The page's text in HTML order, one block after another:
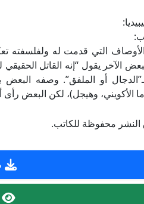
التي قدمت له ولفلسفته
الآخر يقول “إنه القاتل
أو الملفق”. وصفه
الأكويني، وهيجل)، لكن البعض رأى
محفوظة للكاتب.